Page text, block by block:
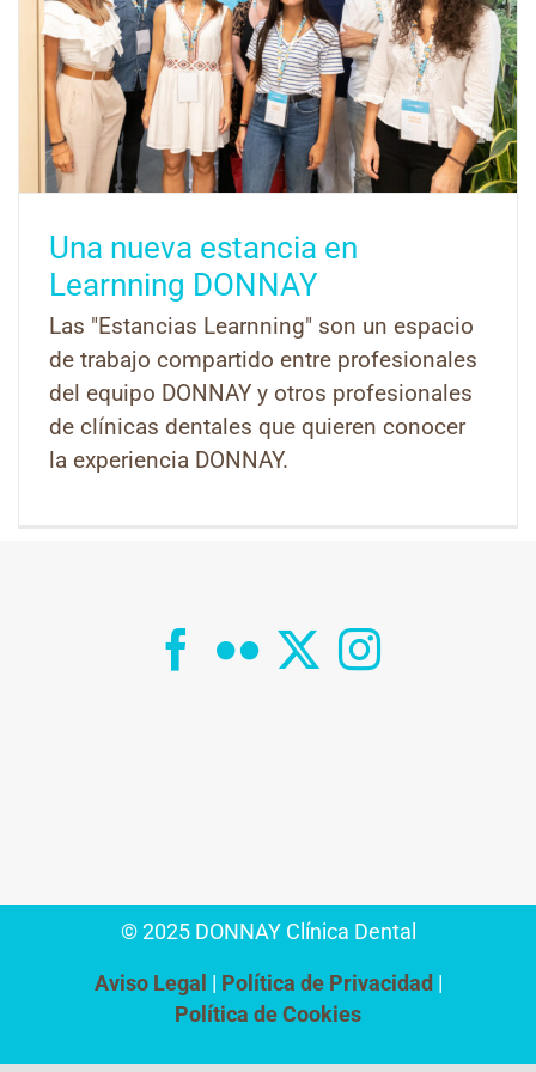
Una nueva estancia en
Learnning DONNAY
Las "Estancias Learnning" son un espacio
de trabajo compartido entre profesionales
del equipo DONNAY y otros profesionales
de clínicas dentales que quieren conocer
la experiencia DONNAY.
© 2025 DONNAY Clínica Dental
Aviso Legal
Política de Privacidad
Política de Cookies